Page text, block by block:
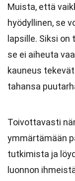
Muista, että
hyödyllinen, se
lapsille. Siksi
se ei aiheuta
kauneus
tahansa
Toivottavasti
ymmärtämään
tutkimista ja
luonnon